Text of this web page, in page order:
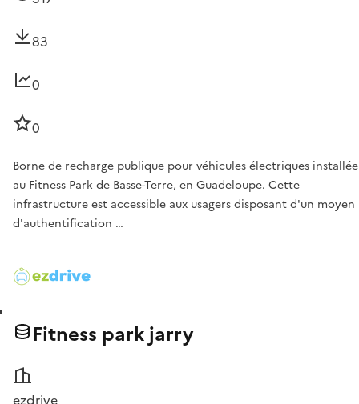
83
0
0
Borne de recharge publique pour véhicules électriques installée
au Fitness Park de Basse-Terre, en Guadeloupe. Cette
infrastructure est accessible aux usagers disposant d'un moyen
d'authentification …
Fitness park jarry